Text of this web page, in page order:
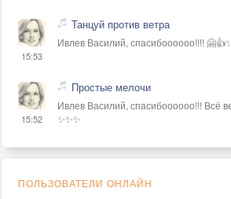
15:53
Танцуй против ветра
Ивлев Василий, спасибоооооо!!!!
15:52
Простые мелочи
Ивлев Василий, спасибоооооо!!! Всё
✨✨✨
ПОЛЬЗОВАТЕЛИ ОНЛАЙН